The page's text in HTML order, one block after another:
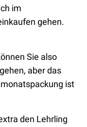
im
gehen.
Sie also
aber das
ist
den Lehrling